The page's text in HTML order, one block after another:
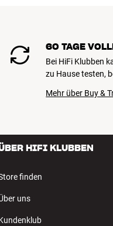
60 TAGE
Bei HiFi Klubben
zu Hause testen,
Mehr über Buy &
HIFI KLUBBEN
finden
uns